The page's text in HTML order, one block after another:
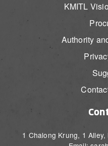
KMITL
Authority
1 Chalong Krung, 1